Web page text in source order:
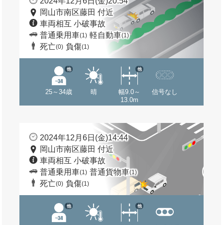
岡山市南区藤田 付近
車両相互 小破事故
普通乗用車(1) 軽自動車(1)
死亡(0) 負傷(1)
25～34歳
他
晴
幅9.0～
13.0m
他
信号なし
2024年12月6日(金)14:44
岡山市南区藤田 付近
車両相互 小破事故
普通乗用車(1) 普通貨物車(1)
死亡(0) 負傷(1)
他 他